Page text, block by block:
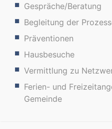
Gespräche/Beratung
Begleitung der
Präventionen
Hausbesuche
Vermittlung zu
Ferien- und
Gemeinde